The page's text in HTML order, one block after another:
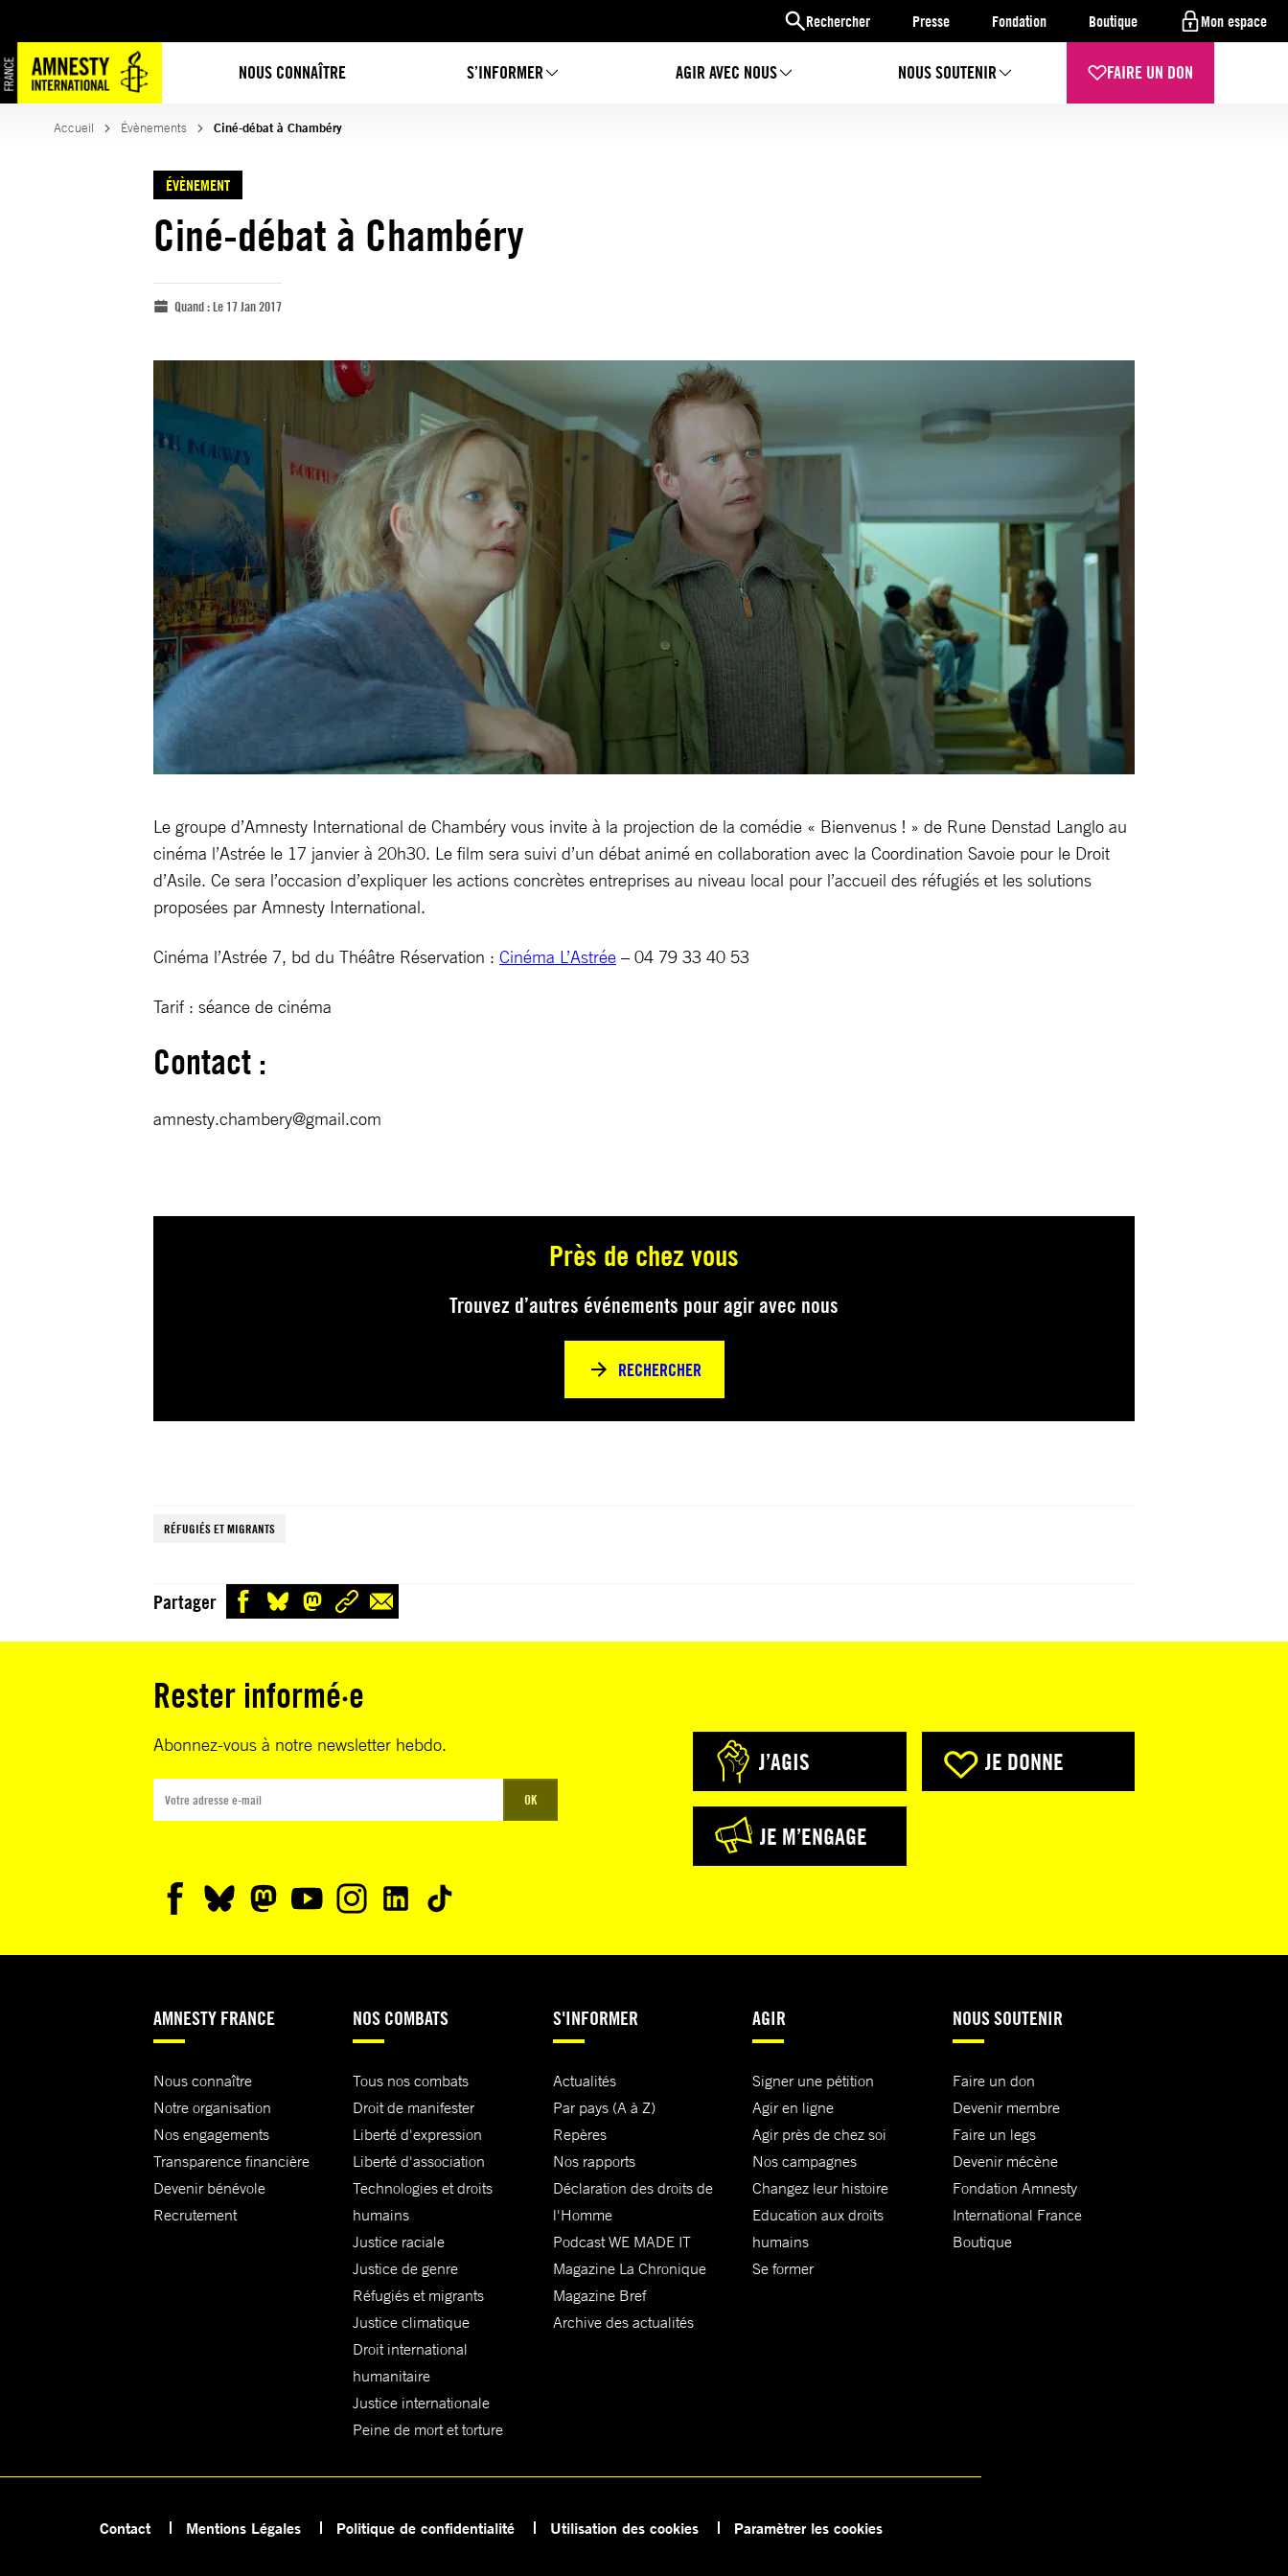
Rechercher Presse Fondation Boutique Mon espace
NOUS CONNAÎTRE S’INFORMER AGIR AVEC NOUS NOUS SOUTENIR FAIRE UN DON
Accueil Évènements Ciné-débat à Chambéry
ÉVÈNEMENT
Ciné-débat à Chambéry
Quand :Le 17 Jan 2017
Le groupe d’Amnesty International de Chambéry vous invite à la projection de la comédie « Bienvenus ! » de Rune Denstad Langlo au
cinéma l’Astrée le 17 janvier à 20h30. Le film sera suivi d’un débat animé en collaboration avec la Coordination Savoie pour le Droit
d’Asile. Ce sera l’occasion d’expliquer les actions concrètes entreprises au niveau local pour l’accueil des réfugiés et les solutions
proposées par Amnesty International.
Cinéma l’Astrée 7, bd du Théâtre Réservation : Cinéma L’Astrée – 04 79 33 40 53
Tarif : séance de cinéma
Contact :
amnesty.chambery@gmail.com
Près de chez vous
Trouvez d’autres événements pour agir avec nous
RECHERCHER
RÉFUGIÉS ET MIGRANTS
Partager
Rester informé·e
Abonnez-vous à notre newsletter hebdo.
OK
J’AGIS JE DONNE
JE M’ENGAGE
AMNESTY FRANCE
Nous connaître
Notre organisation
Nos engagements
Transparence financière
Devenir bénévole
Recrutement
NOS COMBATS
Tous nos combats
Droit de manifester
Liberté d'expression
Liberté d'association
Technologies et droits
humains
Justice raciale
Justice de genre
Réfugiés et migrants
Justice climatique
Droit international
humanitaire
Justice internationale
Peine de mort et torture
S'INFORMER
Actualités
Par pays (A à Z)
Repères
Nos rapports
Déclaration des droits de
l'Homme
Podcast WE MADE IT
Magazine La Chronique
Magazine Bref
Archive des actualités
AGIR
Signer une pétition
Agir en ligne
Agir près de chez soi
Nos campagnes
Changez leur histoire
Education aux droits
humains
Se former
NOUS SOUTENIR
Faire un don
Devenir membre
Faire un legs
Devenir mécène
Fondation Amnesty
International France
Boutique
Contact Mentions Légales Politique de confidentialité Utilisation des cookies Paramètrer les cookies